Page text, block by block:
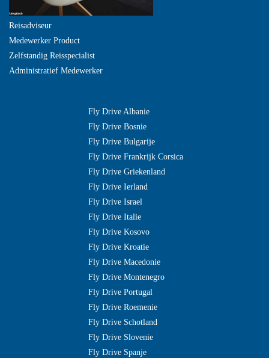
Reisadviseur
Medewerker Product
Zelfstandig Reisspecialist
Administratief Medewerker
Fly Drive Albanie
Fly Drive Bosnie
Fly Drive Bulgarije
Fly Drive Frankrijk Corsica
Fly Drive Griekenland
Fly Drive Ierland
Fly Drive Israel
Fly Drive Italie
Fly Drive Kosovo
Fly Drive Kroatie
Fly Drive Macedonie
Fly Drive Montenegro
Fly Drive Portugal
Fly Drive Roemenie
Fly Drive Schotland
Fly Drive Slovenie
Fly Drive Spanje